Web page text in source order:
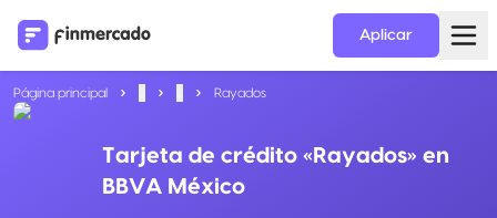
Aplicar
Página principal Rayados
Tarjeta de crédito «Rayados» en
BBVA México